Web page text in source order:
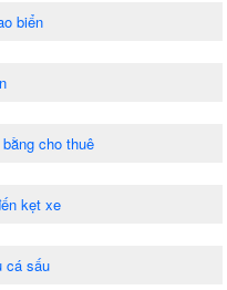
biển
cho thuê
kẹt xe
cá sấu